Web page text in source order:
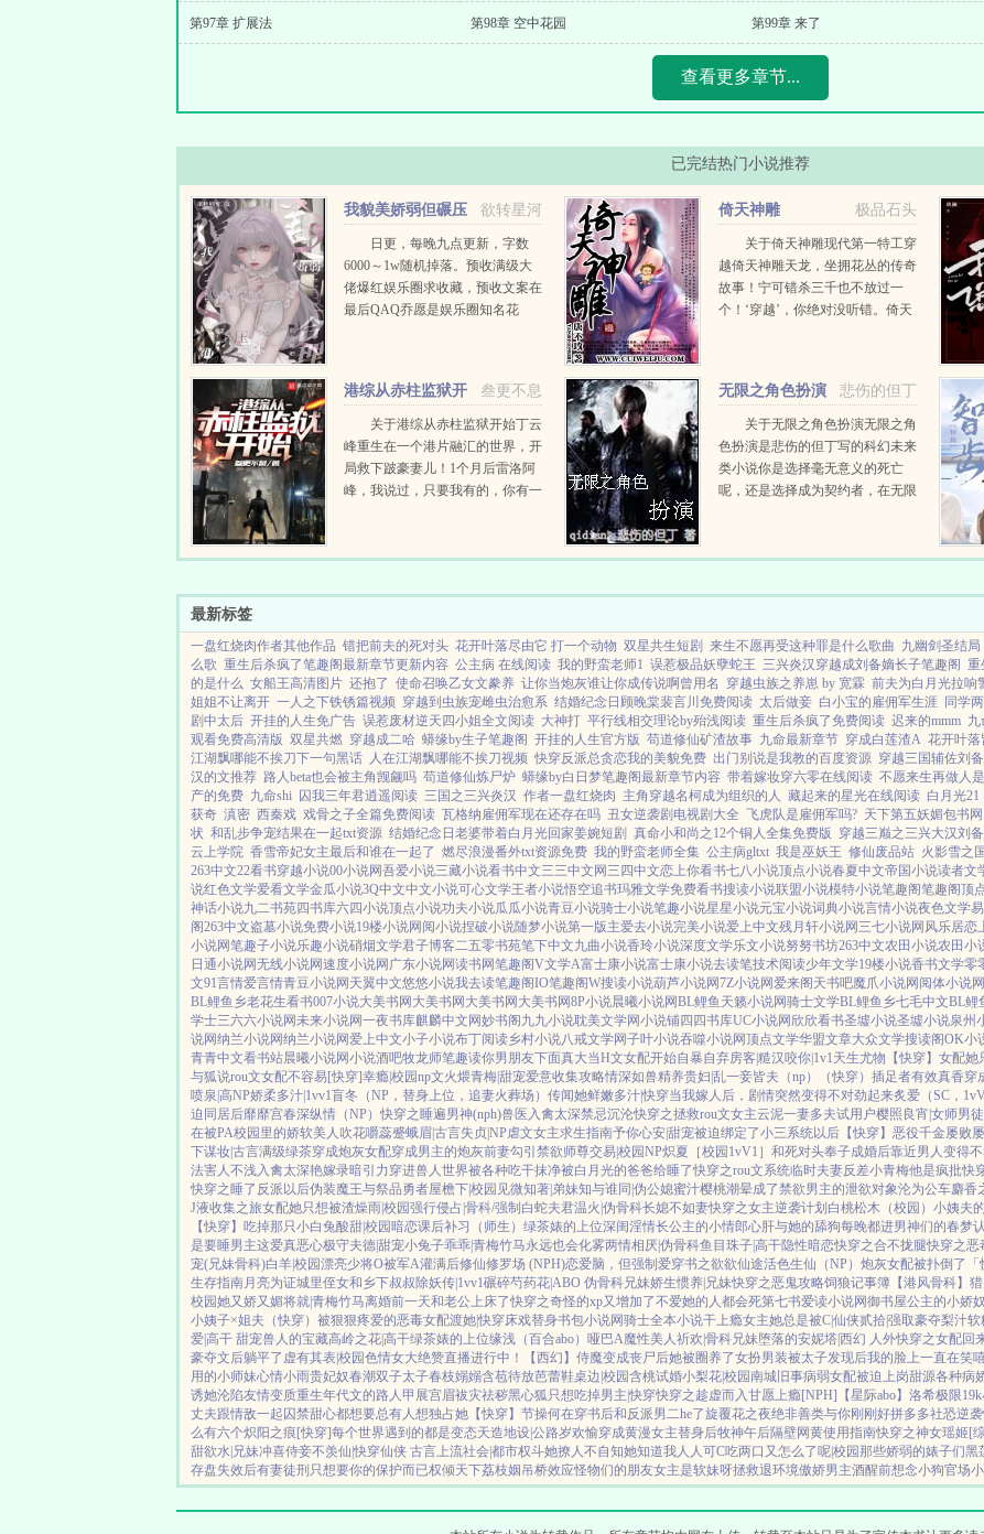
第97章 扩展法 第98章 空中花园 第99章 来了
查看更多章节...
已完结热门小说推荐
欲转星河
我貌美娇弱但碾压
副本很合理吧[无限流]
日更，每晚九点更新，字数
6000～1w随机掉落。预收满级大
佬爆红娱乐圈求收藏，预收文案在
最后QAQ乔愿是娱乐圈知名花
极品石头
倚天神雕
关于倚天神雕现代第一特工穿
越倚天神雕天龙，坐拥花丛的传奇
故事！宁可错杀三千也不放过一
个！‘穿越’，你绝对没听错。倚天
叁更不息
港综从赤柱监狱开
关于港综从赤柱监狱开始丁云
峰重生在一个港片融汇的世界，开
局救下跛豪妻儿！1个月后雷洛阿
峰，我说过，只要我有的，你有一
十分深邃。活头仔，有见识！明
悲伤的但丁
无限之角色扮演
关于无限之角色扮演无限之角
色扮演是悲伤的但丁写的科幻未来
类小说你是选择毫无意义的死亡
呢，还是选择成为契约者，在无限
生将更刺激更热血，也更疯狂！目
最新标签
一盘红烧肉作者其他作品 错把前夫的死对头 花开叶落尽由它 打一个动物 双星共生短剧 来生不愿再受这种罪是什么歌曲 九幽剑圣结局
么歌 重生后杀疯了笔趣阁最新章节更新内容 公主病 在线阅读 我的野蛮老师1 误惹极品妖孽蛇王 三兴炎汉穿越成刘备嫡长子笔趣阁 重
的是什么 女船王高清图片 还抱了 使命召唤乙女文豢养 让你当炮灰谁让你成传说啊曾用名 穿越虫族之养崽 by 宽霖 前夫为白月光拉响
姐姐不让离开 一人之下铁锈篇视频 穿越到虫族宠雌虫治愈系 结婚纪念日顾晚棠裴言川免费阅读 太后做妾 白小宝的雇佣军生涯 同学
剧中太后 开挂的人生免广告 误惹废材逆天四小姐全文阅读 大神打 平行线相交理论by殆浅阅读 重生后杀疯了免费阅读 迟来的mmm
观看免费高清版 双星共燃 穿越成二哈 蟒缘by生子笔趣阁 开挂的人生官方版 苟道修仙矿渣故事 九命最新章节 穿成白莲渣A 花开叶落
江湖飘哪能不挨刀下一句黑话 人在江湖飘哪能不挨刀视频 快穿反派总贪恋我的美貌免费 出门别说是我教的百度资源 穿越三国辅佐刘
汉的文推荐 路人beta也会被主角觊觎吗 苟道修仙炼尸炉 蟒缘by白日梦笔趣阁最新章节内容 带着嫁妆穿六零在线阅读 不愿来生再做人
产的免费 九命shi 囚我三年君逍遥阅读 三国之三兴炎汉 作者一盘红烧肉 主角穿越名柯成为组织的人 藏起来的星光在线阅读 白月光21
获奇 滇密 西秦戏 戏骨之子全篇免费阅读 瓦格纳雇佣军现在还存在吗 丑女逆袭剧电视剧大全 飞虎队是雇佣军吗? 天下第五妖媚包书网
状 和乱步争宠结果在一起txt资源 结婚纪念日老婆带着白月光回家姜婉短剧 真命小和尚之12个铜人全集免费版 穿越三巅之三兴大汉刘备
云上学院 香雪帝妃女主最后和谁在一起了 燃尽浪漫番外txt资源免费 我的野蛮老师全集 公主病gltxt 我是巫妖王 修仙废品站 火影雪之
263中文22看书穿越小说00小说网吾爱小说三藏小说看书中文三三中文网 三四中文恋上你看书七八小说顶点小说春夏中文帝国小说读者文
说红色文学爱看文学金瓜小说3Q中文中文小说可心文学王者小说悟空追书玛雅文学免费看书搜读小说联盟小说模特小说笔趣阁笔趣阁顶
神话小说九二书苑四书库六四小说顶点小说功夫小说瓜瓜小说青豆小说骑士小说笔趣小说星星小说元宝小说词典小说言情小说夜色文学
阁263中文盗墓小说免费小说19楼小说网阅小说捏破小说随梦小说第一版主爱去小说完美小说爱上中文残月轩小说网 三七小说网 风乐居恋
小说网笔趣子小说乐趣小说硝烟文学君子博客二五零书苑笔下中文九曲小说香玲小说深度文学乐文小说努努书坊263中文农田小说农田小
日通小说网无线小说网速度小说网 广东小说网读书网笔趣阁V文学A富士康小说富士康小说去读笔技术阅读少年文学19楼小说香书文学零
文91言情爱言情青豆小说网 天翼中文悠悠小说我去读笔趣阁IO笔趣阁W搜读小说葫芦小说网7Z小说网爱来阁 天书吧魔爪小说网 阅体小说网
BL鲤鱼乡老花生看书007小说大美书网 大美书网 大美书网 大美书网8P小说晨曦小说网BL鲤鱼 天籁小说网骑士文学BL鲤鱼乡七毛中文BL鲤
学士三六六小说网未来小说网一夜书库麒麟中文网妙书阁 九九小说耽美文学网小说铺四四书库UC小说网 欣欣看书圣墟小说圣墟小说泉州
说网纳兰小说网纳兰小说网爱上中文小子小说布丁阅读乡村小说八戒文学网子叶小说吞噬小说网顶点文学华盟文章大众文学搜读阁OK小
青青中文看书站晨曦小说网小说酒吧牧龙师笔趣读你男朋友下面真大当H文女配开始自暴自弃房客|糙汉咬你|1v1天生尤物【快穿】 女配她
与狐说rou文女配不容易[快穿]幸瘾|校园np文火煨青梅|甜宠爱意收集攻略情深如兽精养贵妇|乱一妾皆夫（np） （快穿）插足者有效真香穿
喷泉|高NP娇柔多汁|1vv1盲冬（NP，替身上位，追妻火葬场） 传闻她鲜嫩多汁|快穿当我嫁人后，剧情突然变得不对劲起来炙爱（SC，
迫同居后靡靡宫春深纵情（NP）快穿之睡遍男神(nph)兽医 入禽太深禁忌沉沦快穿之拯救rou文女主云泥一妻多夫试用户樱照良宵|女师男徒
在被PA校园里的娇软美人 吹花嚼蕊蹙蛾眉|古言失贞|NP虐文女主求生指南予你心安|甜宠被迫绑定了小三系统以后【快穿】 恶役千金屡败
下谋妆|古言满级绿茶穿成炮灰女配穿成男主的炮灰前妻勾引禁欲师尊交易|校园NP炽夏［校园1vV1］ 和死对头奉子成婚后靠近男人变得
法害人不浅入禽太深艳嫁录暗引力穿进兽人世界被各种吃干抹净被白月光的爸爸给睡了快穿之rou文系统临时夫妻反差小青梅他是疯批快
快穿之睡了反派以后伪装魔王与祭品勇者屋檐下|校园 见微知著|弟妹知与谁同|伪公媳蜜汁樱桃潮晕成了禁欲男主的泄欲对象沦为公车麝香
J液收集之旅女配她只想被渣燥雨|校园强行侵占|骨科/强制 白蛇夫君温火|伪骨科长媳不如妻快穿之女主逆袭计划 白桃松木（校园） 小姨夫
【快穿】吃掉那只小白兔酸甜|校园暗恋课后补习（师生） 绿茶婊的上位深闺淫情长公主的小情郎心肝与她的舔狗每晚都进男神们的春梦
是要睡男主这爱真恶心极守夫德|甜宠小兔子乖乖|青梅竹马永远也会化雾两情相厌|伪骨科鱼目珠子|高干隐性暗恋快穿之合不拢腿快穿之恶
宠(兄妹骨科)白羊|校园漂亮少将O被军A灌满后修仙修罗场 (NPH)恋爱脑，但强制爱穿书之欲欲仙途活色生仙（NP） 炮灰女配被扑倒了「
生存指南月亮为证城里侄女和乡下叔叔除妖传|1vv1碾碎芍药花|ABO 伪骨科兄妹娇生惯养|兄妹快穿之恶鬼攻略饲狼记事簿 【港风骨科】
校园她又娇又媚将就|青梅竹马离婚前一天和老公上床了快穿之奇怪的xp又增加了不爱她的人都会死第七书爱读小说网御书屋公主的小娇奴
小姨子×姐夫 （快穿）被狠狠疼爱的恶毒女配渡她|快穿床戏替身书包小说网骑士全本小说干上瘾女主她总是被C|仙侠贰拾|强取豪夺梨汁软
爱|高干 甜宠兽人的宝藏高岭之花|高干绿茶婊的上位缘浅（百合abo）哑巴A魔性美人祈欢|骨科兄妹堕落的安妮塔|西幻 人外快穿之女配回
豪夺文后躺平了 虚有其表|校园色情女大绝赞直播进行中！ 【西幻】侍魔变成丧尸后她被圈养了女扮男装被太子发现后我的脸上一直在笑
用的小师妹心情小雨贵妃奴春潮双子太子春枝嫋嫋含苞待放芭蕾鞋桌边|校园含桃试婚小梨花|校园南城旧事病弱女配被迫上岗甜源各种病
诱她沦陷友情变质重生年代文的路人甲 展宫眉袚灾祛秽黑心狐只想吃掉男主|快穿快穿之趁虚而入甘愿上瘾[NPH] 【星际abo】洛希极限
丈夫跟情敌一起囚禁甜心都想要总有人想独占她 【快穿】节操何在穿书后和反派男二he了旋覆花之夜绝非善类与你刚刚好拼多多社恐逆袭
么有六个炽阳之痕 [快穿]每个世界遇到的都是变态天造地设|公路岁欢愉穿成黄漫女主替身后牧神午后隔壁网黄使用指南快穿之神女瑶姬[
甜欲水|兄妹冲喜侍妾不羡仙|快穿仙侠 古言上流社会|都市权斗她撩人不自知她知道我人人可C吃两口又怎么了呢|校园那些娇弱的婊子们黑
存盘失效后有妻徒刑 只想要你的保护而已权倾天下荔枝姻吊桥效应怪物们的朋友女主是软妹呀拯救退环境傲娇男主酒醒前想念小狗官场